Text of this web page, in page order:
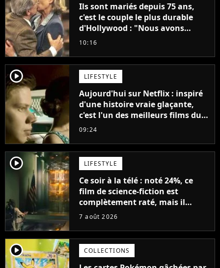
Ils sont mariés depuis 75 ans,
c'est le couple le plus durable
d'Hollywood : "Nous avons
avancé jour après jour, et les
décennies"
10:16
player2 LIFESTYLE
Aujourd'hui sur Netflix : inspiré
d'une histoire vraie glaçante,
c'est l'un des meilleurs films du
21ème siècle
09:24
player2 LIFESTYLE
Ce soir à la télé : noté 24%, ce
film de science-fiction est
complètement raté, mais il
aurait pu être encore pire à
7 août 2026
player2 COLLECTIONS